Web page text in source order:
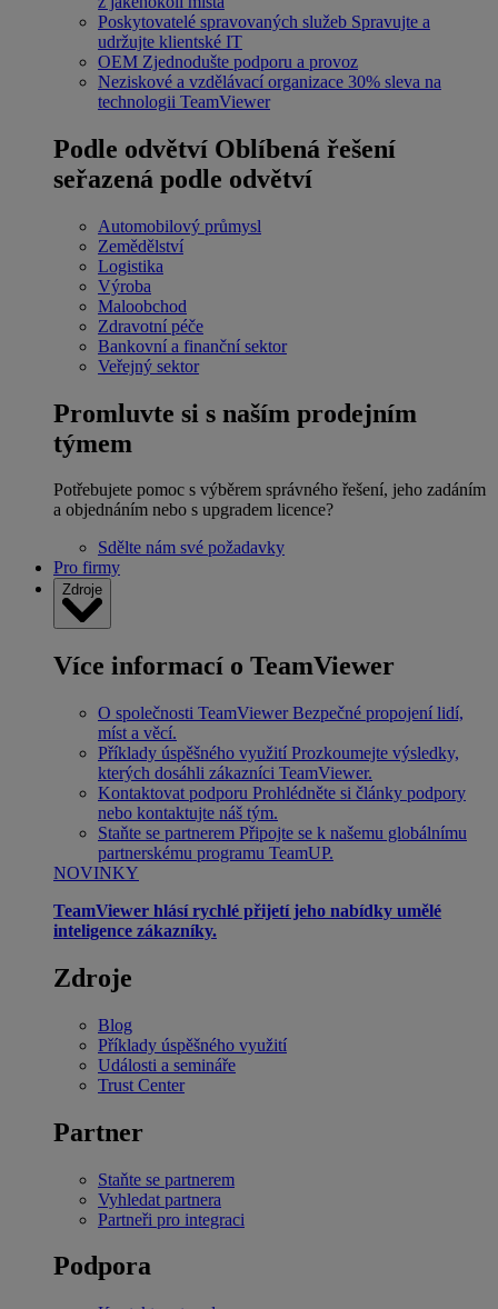
Poskytovatelé spravovaných služeb Spravujte a
udržujte klientské IT
OEM Zjednodušte podporu a provoz
Neziskové a vzdělávací organizace 30% sleva na
technologii TeamViewer
Podle odvětví Oblíbená řešení
seřazená podle odvětví
Automobilový průmysl
Zemědělství
Logistika
Výroba
Maloobchod
Zdravotní péče
Bankovní a finanční sektor
Veřejný sektor
Promluvte si s naším prodejním
týmem
Potřebujete pomoc s výběrem správného řešení, jeho zadáním
a objednáním nebo s upgradem licence?
Sdělte nám své požadavky
Pro firmy
Zdroje
Více informací o TeamViewer
O společnosti TeamViewer Bezpečné propojení lidí,
míst a věcí.
Příklady úspěšného využití Prozkoumejte výsledky,
kterých dosáhli zákazníci TeamViewer.
Kontaktovat podporu Prohlédněte si články podpory
nebo kontaktujte náš tým.
Staňte se partnerem Připojte se k našemu globálnímu
partnerskému programu TeamUP.
NOVINKY
TeamViewer hlásí rychlé přijetí jeho nabídky umělé
inteligence zákazníky.
Zdroje
Blog
Příklady úspěšného využití
Události a semináře
Trust Center
Partner
Staňte se partnerem
Vyhledat partnera
Partneři pro integraci
Podpora